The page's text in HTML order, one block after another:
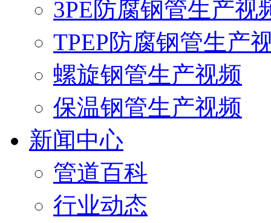
3PE防腐钢管生产视
TPEP防腐钢管生产
螺旋钢管生产视频
保温钢管生产视频
新闻中心
管道百科
行业动态